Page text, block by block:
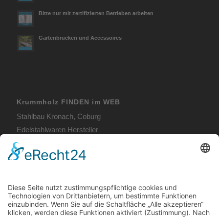
Bitte nur mit zertifizierten Betrieben arbeiten
Gartenbrücken und Accessoires
Krummholz FINDEN im WEB
Stahlbau Kronach, Coburg
Edelstahlwaren Hersteller
Fertige Bauelemente
Metallbau Coburg